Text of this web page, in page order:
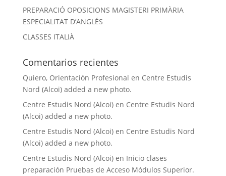
PREPARACIÓ OPOSICIONS MAGISTERI PRIMÀRIA
ESPECIALITAT D’ANGLÉS
CLASSES ITALIÀ
Comentarios recientes
Quiero, Orientación Profesional en Centre Estudis
Nord (Alcoi) added a new photo.
Centre Estudis Nord (Alcoi)en Centre Estudis Nord
(Alcoi) added a new photo.
Centre Estudis Nord (Alcoi)en Centre Estudis Nord
(Alcoi) added a new photo.
Centre Estudis Nord (Alcoi)en Inicio clases
preparación Pruebas de Acceso Módulos Superior.